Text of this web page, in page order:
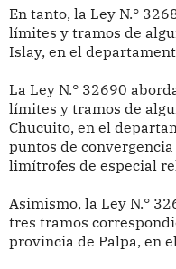
En tanto, la Ley N.°
límites y tramos de
Islay, en el
La Ley N.° 32690
límites y tramos de
Chucuito, en el
puntos de
limítrofes de especial
Asimismo, la Ley N.°
tres tramos
provincia de Palpa, en